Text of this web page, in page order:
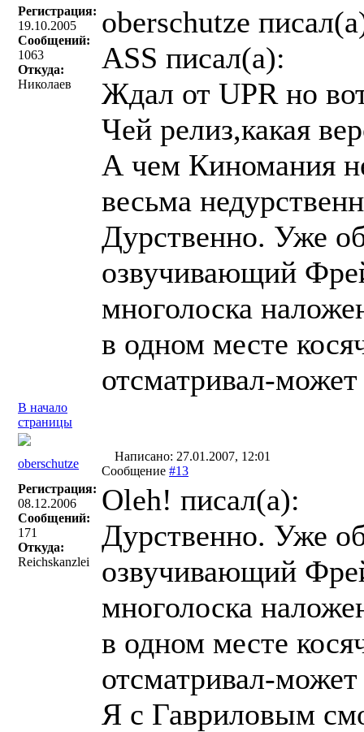
Регистрация:
19.10.2005
Сообщений:
1063
Откуда:
Николаев
oberschutze
ASS писал(a):
Ждал от UPR но
Чей релиз,какая
А чем Киномания
весьма
Дурственно. Уже
озвучивающий
многолоска
в одном месте
отсматривал-
В начало
страницы
oberschutze
Написано: 27.01.2007, 12:01
Сообщение #13
Регистрация:
08.12.2006
Сообщений:
171
Откуда:
Reichskanzlei
Oleh! писал(a):
Дурственно. Уже
озвучивающий
многолоска
в одном месте
отсматривал-
Я с Гавриловым